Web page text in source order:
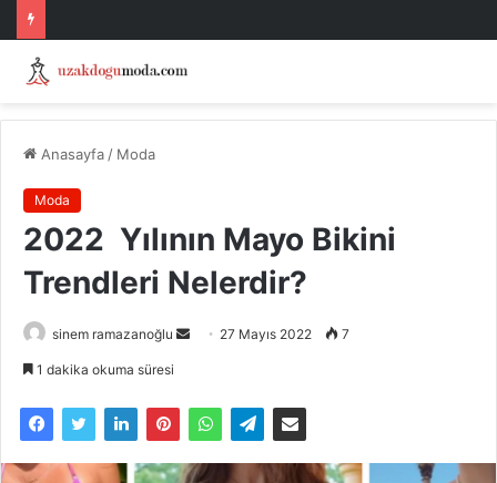
Anasayfa / Moda
Moda
2022 Yılının Mayo Bikini
Trendleri Nelerdir?
sinem ramazanoğlu
Bir
göndermek
27 Mayıs 2022 7
1 dakika okuma süresi